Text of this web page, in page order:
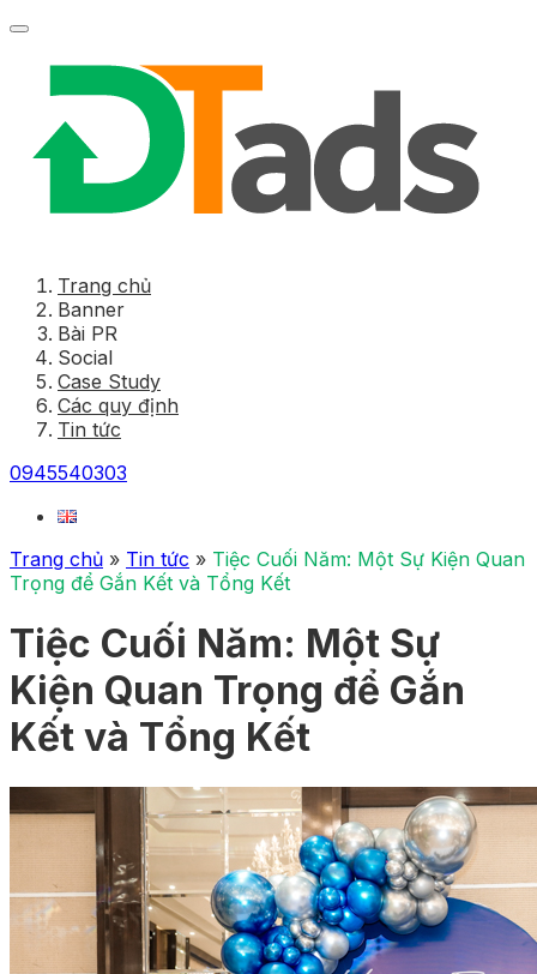
Trang chủ
Banner
Bài PR
Social
Case Study
Các quy định
Tin tức
0945540303
Trang chủ » Tin tức » Tiệc Cuối Năm: Một Sự Kiện Quan
Trọng để Gắn Kết và Tổng Kết
Tiệc Cuối Năm: Một Sự
Kiện Quan Trọng để Gắn
Kết và Tổng Kết